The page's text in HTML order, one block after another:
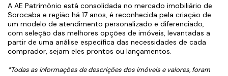
A AE Patrimônio está consolidada no mercado imobiliário de
Sorocaba e região há 17 anos, é reconhecida pela criação de
um modelo de atendimento personalizado e diferenciado,
com seleção das melhores opções de imóveis, levantadas a
partir de uma análise específica das necessidades de cada
comprador, sejam eles prontos ou lançamentos.
*Todas as informações de descrições dos imóveis e valores, foram